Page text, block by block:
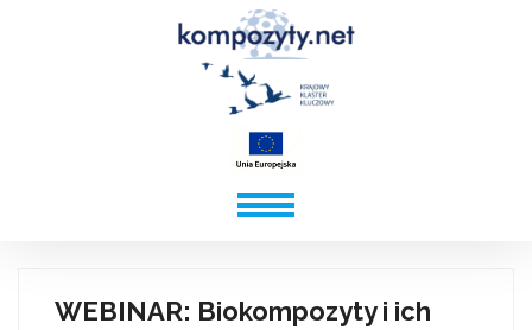
WEBINAR: Biokompozyty i ich